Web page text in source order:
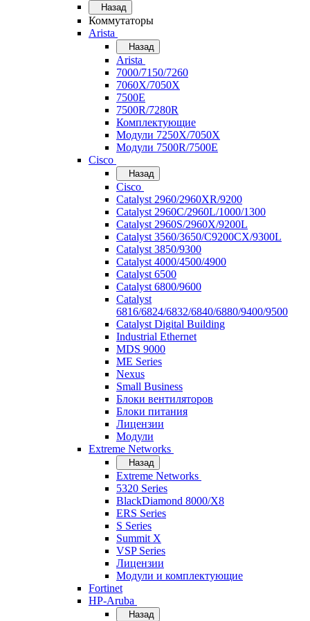
Назад
Коммутаторы
Arista
Назад
Arista
7000/7150/7260
7060X/7050X
7500E
7500R/7280R
Комплектующие
Модули 7250X/7050X
Модули 7500R/7500E
Cisco
Назад
Cisco
Catalyst 2960/2960XR/9200
Catalyst 2960C/2960L/1000/1300
Catalyst 2960S/2960X/9200L
Catalyst 3560/3650/C9200CX/9300L
Catalyst 3850/9300
Catalyst 4000/4500/4900
Catalyst 6500
Catalyst 6800/9600
Catalyst
6816/6824/6832/6840/6880/9400/9500
Catalyst Digital Building
Industrial Ethernet
MDS 9000
ME Series
Nexus
Small Business
Блоки вентиляторов
Блоки питания
Лицензии
Модули
Extreme Networks
Назад
Extreme Networks
5320 Series
BlackDiamond 8000/X8
ERS Series
S Series
Summit X
VSP Series
Лицензии
Модули и комплектующие
Fortinet
HP-Aruba
Назад